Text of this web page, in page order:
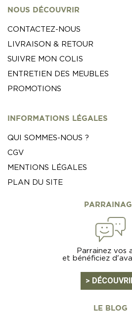
NOUS DÉCOUVRIR
CONTACTEZ-NOUS
LIVRAISON & RETOUR
SUIVRE MON COLIS
ENTRETIEN DES MEUBLES
PROMOTIONS
INFORMATIONS LÉGALES
QUI SOMMES-NOUS ?
CGV
MENTIONS LÉGALES
PLAN DU SITE
Parrainez vos
et bénéficiez
>
LE BLOG